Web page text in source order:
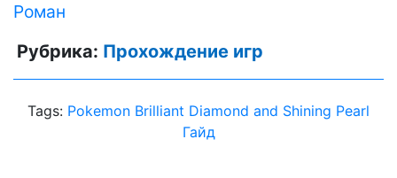
Роман
Рубрика: Прохождение игр
Tags: Pokemon Brilliant Diamond and Shining Pearl
Гайд